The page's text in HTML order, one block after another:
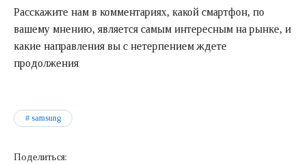
Расскажите нам в комментариях, какой смартфон, по
вашему мнению, является самым интересным на рынке, и
какие направления вы с нетерпением ждете
продолжения
samsung
Поделиться: